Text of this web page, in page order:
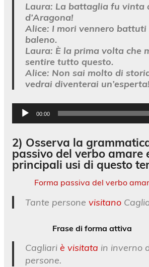
Laura: La battaglia fu vinta
d’Aragona!
Alice: I mori vennero
baleno.
Laura: È la prima volta che
sentire tutto questo.
Alice: Non sai molto di
vedrai diventerai
Audio
Player
00:00
2) Osserva la
passivo del verbo amare
principali usi di questo
Forma passiva del verbo
Tante personevisitano
Frase di forma attiva
Cagliariè visitata in inverno
persone.